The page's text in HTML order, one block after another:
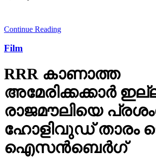
Continue Reading
Film
RRR കാണാത്ത
അമേരിക്കക്കാര്‍
രാജമൗലിയെ
ഹോളിവുഡ് താരം
ഐസന്‍ബെര്‍ഗ്